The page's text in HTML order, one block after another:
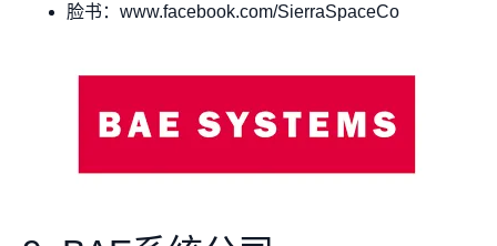
脸书：www.facebook.com/SierraSpaceCo